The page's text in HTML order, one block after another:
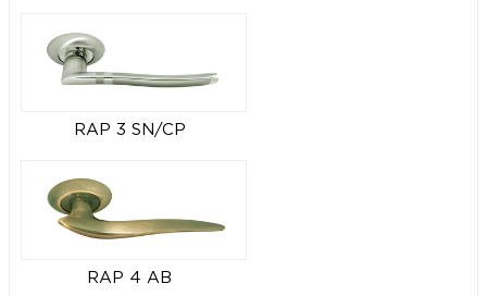
RAP 3 SN/CP
RAP 4 AB